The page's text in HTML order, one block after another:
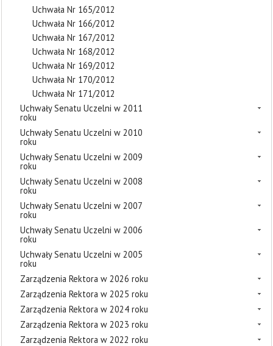
Uchwała Nr 165/2012
Uchwała Nr 166/2012
Uchwała Nr 167/2012
Uchwała Nr 168/2012
Uchwała Nr 169/2012
Uchwała Nr 170/2012
Uchwała Nr 171/2012
Uchwały Senatu Uczelni w 2011
roku
Uchwały Senatu Uczelni w 2010
roku
Uchwały Senatu Uczelni w 2009
roku
Uchwały Senatu Uczelni w 2008
roku
Uchwały Senatu Uczelni w 2007
roku
Uchwały Senatu Uczelni w 2006
roku
Uchwały Senatu Uczelni w 2005
roku
Zarządzenia Rektora w 2026 roku
Zarządzenia Rektora w 2025 roku
Zarządzenia Rektora w 2024 roku
Zarządzenia Rektora w 2023 roku
Zarządzenia Rektora w 2022 roku